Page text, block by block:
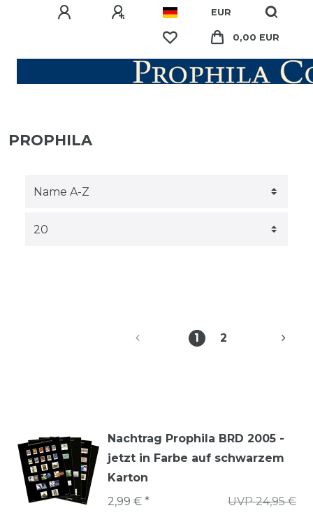
EUR
0,00 EUR
PROPHILA
1 2
Nachtrag Prophila BRD 2005 -
jetzt in Farbe auf schwarzem
Karton
UVP 24,95 €
2,99 € *